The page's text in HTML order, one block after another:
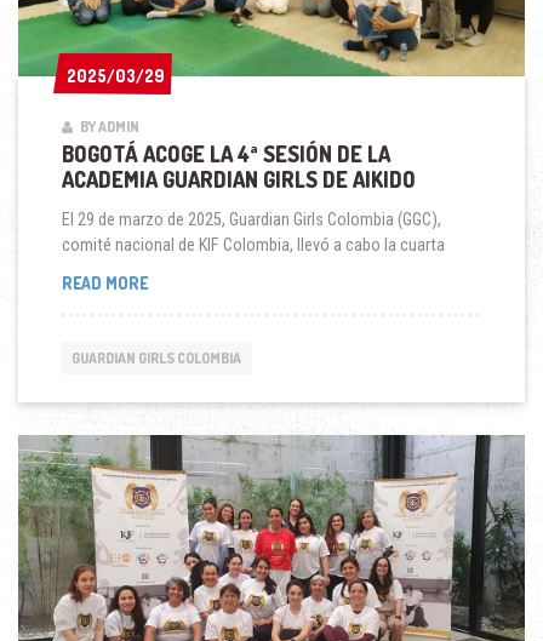
2025/03/29
2025/03/29
BY ADMIN
BOGOTÁ ACOGE LA 4ª SESIÓN DE LA
ACADEMIA GUARDIAN GIRLS DE AIKIDO
El 29 de marzo de 2025, Guardian Girls Colombia (GGC),
comité nacional de KIF Colombia, llevó a cabo la cuarta
READ MOREBOGOTÁ
4ª
ACADEMIA
GUARDIAN
GIRLS
DE
AIKIDO
GUARDIAN GIRLS COLOMBIA